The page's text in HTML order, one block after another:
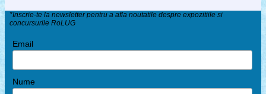
*Inscrie-te la newsletter pentru a afla noutatile despre expozitiile si
concursurile RoLUG
Email
Nume